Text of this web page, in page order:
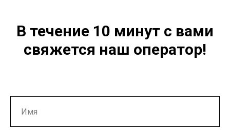
В течение 10 минут с вами
свяжется наш оператор!